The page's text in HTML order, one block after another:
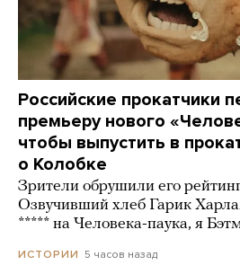
Российские прокатчики
премьеру нового
чтобы выпустить в
о Колобке
Зрители обрушили его
Озвучивший хлеб Гарик
***** на Человека-паука, я
ИСТОРИИ 5 часов назад